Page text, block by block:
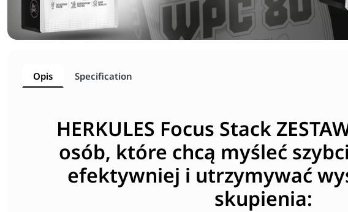
Opis Specification
HERKULES Focus Stack
osób, które chcą myśleć
efektywniej i utrzymywać
skupienia: